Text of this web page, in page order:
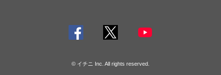
© イチニ Inc. All rights reserved.